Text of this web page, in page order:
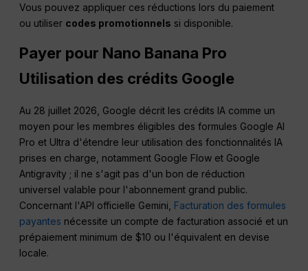
Vous pouvez appliquer ces réductions lors du paiement
ou utiliser codes promotionnels si disponible.
Payer pour Nano Banana Pro
Utilisation des crédits Google
Au 28 juillet 2026, Google décrit les crédits IA comme un
moyen pour les membres éligibles des formules Google AI
Pro et Ultra d'étendre leur utilisation des fonctionnalités IA
prises en charge, notamment Google Flow et Google
Antigravity ; il ne s'agit pas d'un bon de réduction
universel valable pour l'abonnement grand public.
Concernant l'API officielle Gemini, Facturation des formules
payantes nécessite un compte de facturation associé et un
prépaiement minimum de $10 ou l'équivalent en devise
locale.